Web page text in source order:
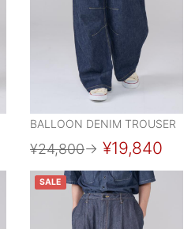
BALLOON DENIM TROUSER
¥24,800→ ¥19,840
SALE